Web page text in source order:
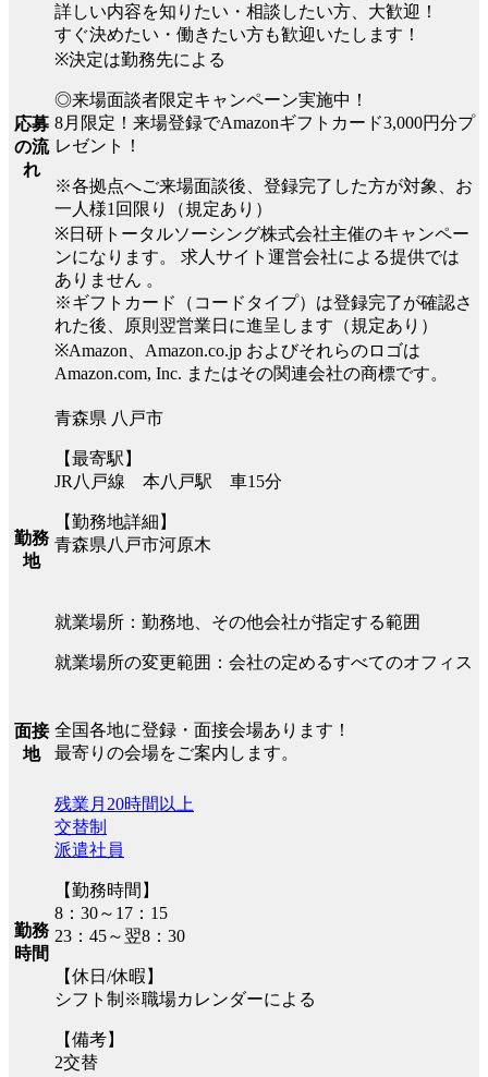
応募
の流
れ
詳しい内容を知りたい・相談したい方、大歓迎！
すぐ決めたい・働きたい方も歓迎いたします！
※決定は勤務先による
◎来場面談者限定キャンペーン実施中！
8月限定！来場登録でAmazonギフトカード3,000円分プ
レゼント！
※各拠点へご来場面談後、登録完了した方が対象、お
一人様1回限り（規定あり）
※日研トータルソーシング株式会社主催のキャンペー
ンになります。 求人サイト運営会社による提供では
ありません 。
※ギフトカード（コードタイプ）は登録完了が確認さ
れた後、原則翌営業日に進呈します（規定あり）
※Amazon、Amazon.co.jp およびそれらのロゴは
Amazon.com, Inc. またはその関連会社の商標です。
勤務
地
青森県 八戸市
【最寄駅】
JR八戸線 本八戸駅 車15分
【勤務地詳細】
青森県八戸市河原木
就業場所：勤務地、その他会社が指定する範囲
就業場所の変更範囲：会社の定めるすべてのオフィス
面接
地
全国各地に登録・面接会場あります！
最寄りの会場をご案内します。
勤務
時間
残業月20時間以上
交替制
派遣社員
【勤務時間】
8：30～17：15
23：45～翌8：30
【休日/休暇】
シフト制※職場カレンダーによる
【備考】
2交替